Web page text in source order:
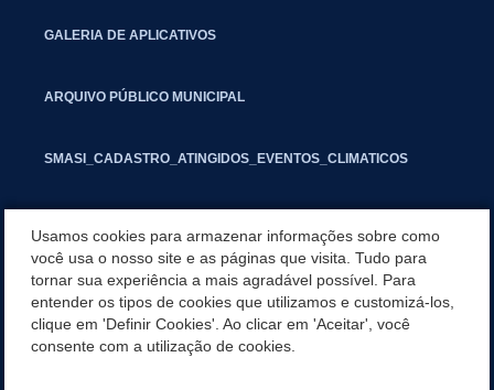
GALERIA DE APLICATIVOS
ARQUIVO PÚBLICO MUNICIPAL
SMASI_CADASTRO_ATINGIDOS_EVENTOS_CLIMATICOS
INFORMATIVO PIT
SEGUNDA VIA IPTU
Usamos cookies para armazenar informações sobre como
você usa o nosso site e as páginas que visita. Tudo para
tornar sua experiência a mais agradável possível. Para
entender os tipos de cookies que utilizamos e customizá-los,
clique em 'Definir Cookies'. Ao clicar em 'Aceitar', você
consente com a utilização de cookies.